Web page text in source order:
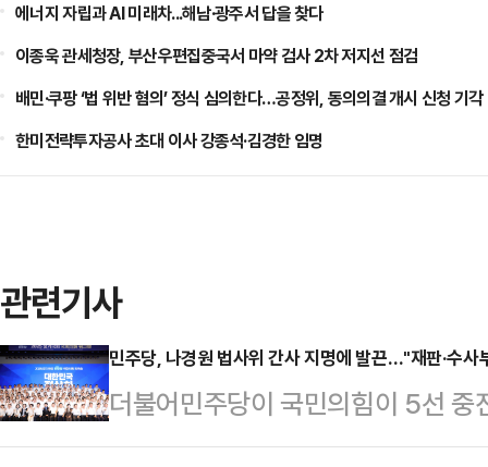
에너지 자립과 AI 미래차...해남·광주서 답을 찾다
이종욱 관세청장, 부산우편집중국서 마약 검사 2차 저지선 점검
배민·쿠팡 ‘법 위반 혐의’ 정식 심의한다…공정위, 동의의결 개시 신청 기각
한미전략투자공사 초대 이사 강종석·김경한 임명
관련기사
민주당, 나경원 법사위 간사 지명에 발끈…"재판·수사
더불어민주당이 국민의힘이 5선
것과 관련해 "매우 부적절한 인사"